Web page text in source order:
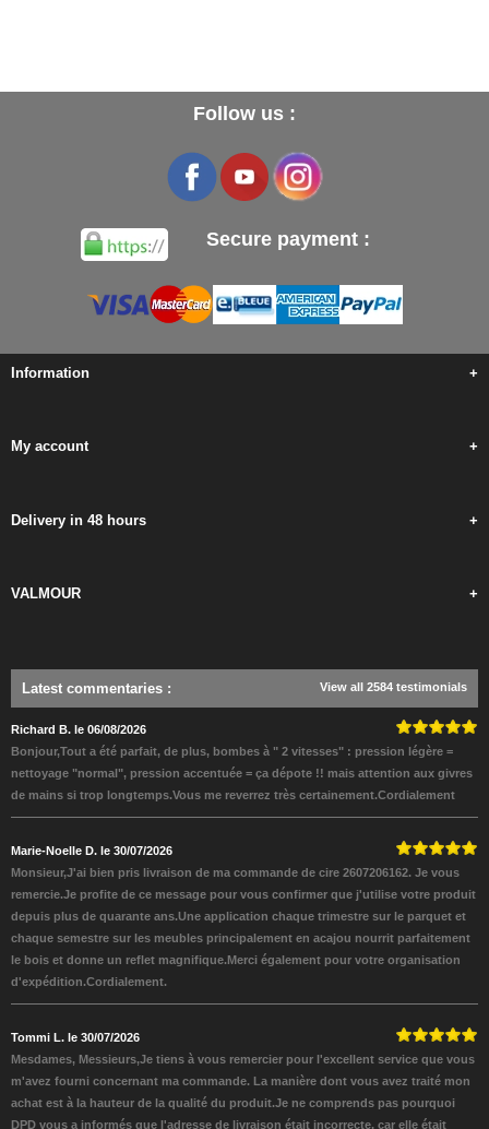
Follow us :
Secure payment :
Information +
My account +
Delivery in 48 hours +
VALMOUR +
Latest commentaries : View all 2584 testimonials
Richard B. le 06/08/2026
Bonjour,Tout a été parfait, de plus, bombes à " 2 vitesses" : pression légère =
nettoyage "normal", pression accentuée = ça dépote !! mais attention aux givres
de mains si trop longtemps.Vous me reverrez très certainement.Cordialement
Marie-Noelle D. le 30/07/2026
Monsieur,J'ai bien pris livraison de ma commande de cire 2607206162. Je vous
remercie.Je profite de ce message pour vous confirmer que j'utilise votre produit
depuis plus de quarante ans.Une application chaque trimestre sur le parquet et
chaque semestre sur les meubles principalement en acajou nourrit parfaitement
le bois et donne un reflet magnifique.Merci également pour votre organisation
d'expédition.Cordialement.
Tommi L. le 30/07/2026
Mesdames, Messieurs,Je tiens à vous remercier pour l'excellent service que vous
m'avez fourni concernant ma commande. La manière dont vous avez traité mon
achat est à la hauteur de la qualité du produit.Je ne comprends pas pourquoi
DPD vous a informés que l'adresse de livraison était incorrecte, car elle était